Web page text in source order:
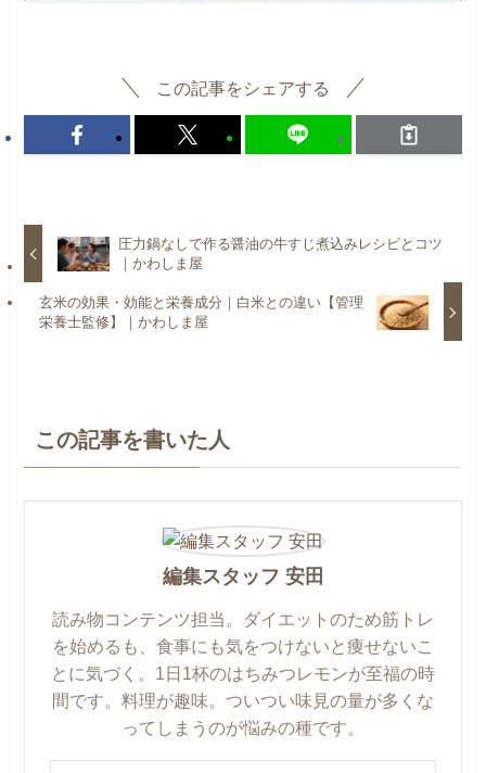
この記事をシェアする
圧力鍋なしで作る醤油の牛すじ煮込みレシピとコツ
｜かわしま屋
玄米の効果・効能と栄養成分｜白米との違い【管理
栄養士監修】｜かわしま屋
この記事を書いた人
編集スタッフ 安田
読み物コンテンツ担当。ダイエットのため筋トレ
を始めるも、食事にも気をつけないと痩せないこ
とに気づく。1日1杯のはちみつレモンが至福の時
間です。料理が趣味。ついつい味見の量が多くな
ってしまうのが悩みの種です。